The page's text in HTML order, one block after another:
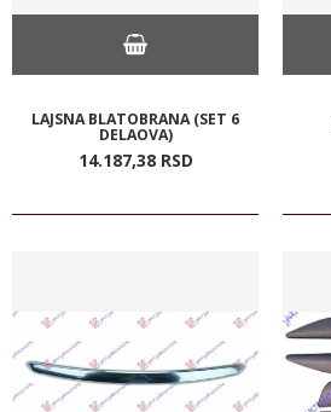
LAJSNA BLATOBRANA (SET 6
DELAOVA)
14.187,38 RSD